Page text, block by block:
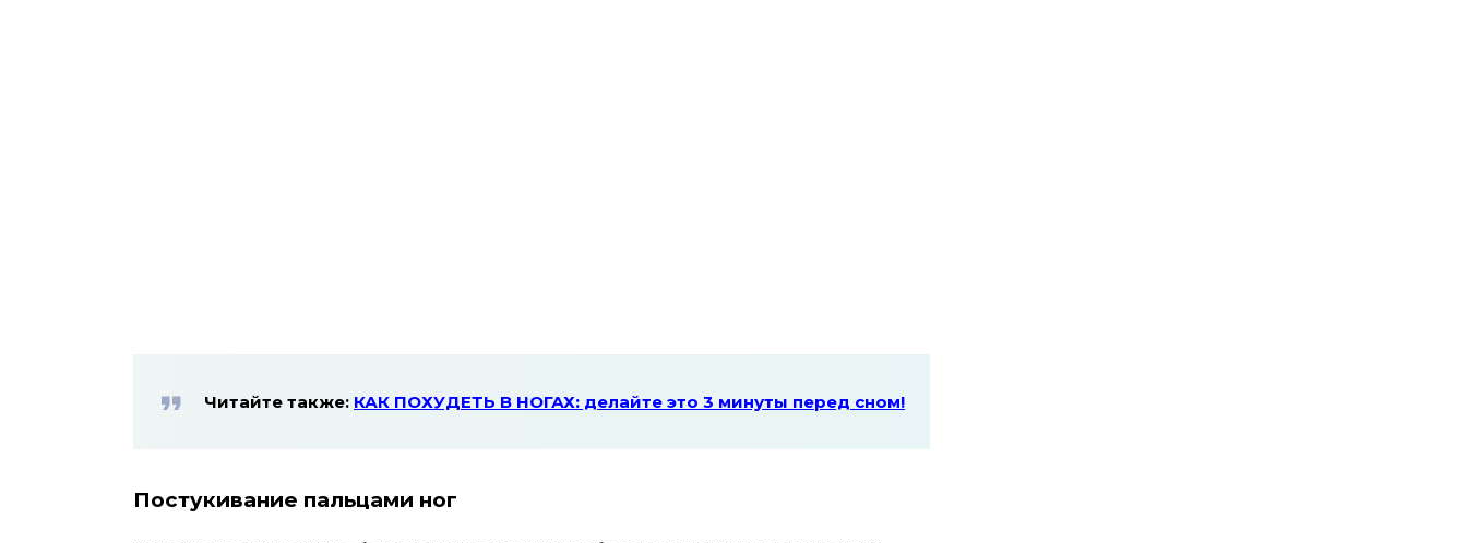
Читайте также: КАК ПОХУДЕТЬ В НОГАХ: делайте это 3 минуты перед сном!
Постукивание пальцами ног